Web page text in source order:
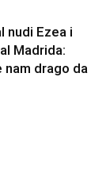
nudi Ezea i
Madrida:
nam drago da